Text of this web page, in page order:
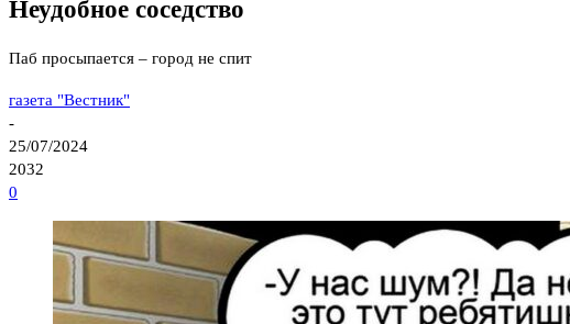
Неудобное соседство
Паб просыпается – город не спит
газета "Вестник"
-
25/07/2024
2032
0